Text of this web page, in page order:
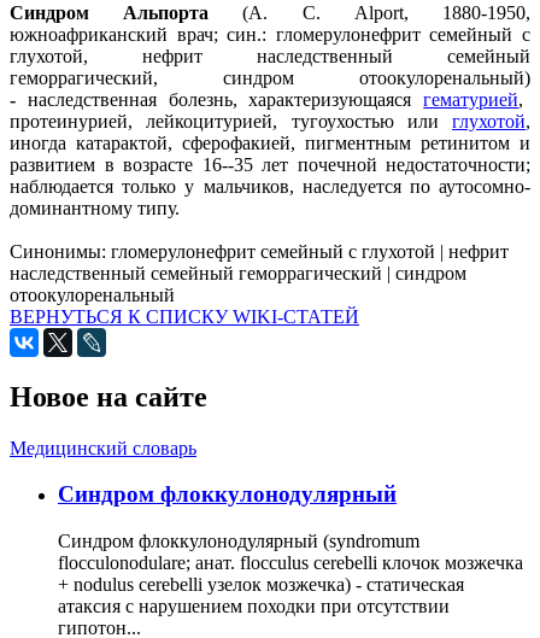
Синдром Альпорта(А. С. Alport, 1880-1950,
южноафриканский врач; син.: гломерулонефрит семейный с
глухотой, нефрит наследственный семейный
геморрагический, синдром отоокулоренальный)
- наследственная болезнь, характеризующаясягематурией,
протеинурией, лейкоцитурией, тугоухостью или глухотой,
иногда катарактой, сферофакией, пигментным ретинитом и
развитием в возрасте 16--35 лет почечной недостаточности;
наблюдается только у мальчиков, наследуется по аутосомно-
доминантному типу.
Синонимы: гломерулонефрит семейный с глухотой | нефрит
наследственный семейный геморрагический | синдром
отоокулоренальный
ВЕРНУТЬСЯ К СПИСКУ WIKI-СТАТЕЙ
Новое на сайте
Медицинский словарь
Cиндром флоккулонодулярный
Синдром флоккулонодулярный (syndromum
flocculonodulare; анат. flocculus cerebelli клочок мозжечка
+ nodulus cerebelli узелок мозжечка) - статическая
атаксия с нарушением походки при отсутствии
гипотон...